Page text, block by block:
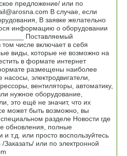
предложение/ или по
В случае, если
В заявке желательно
информацию о оборудовании
Поставляемый
числе включает в себя
виды, которые не возможно на
в формате интернет
размещены наиболее
электродвигатели,
вентиляторы, автоматику,
нужное оборудование,
это ещё не значит, что их
может быть возможно, вы
разделе Новости где
обновления, полные
т.д. или просто воспользуйтесь
или по электронной